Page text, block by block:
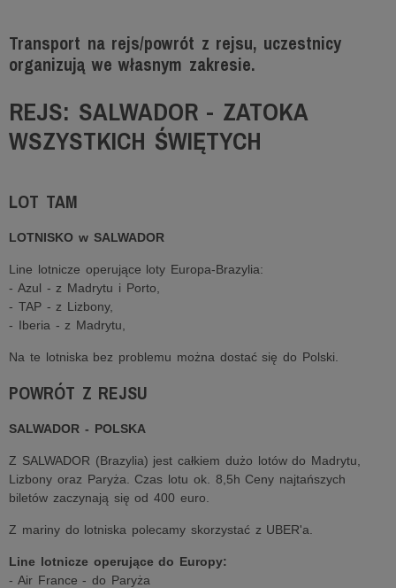
Transport na rejs/powrót z rejsu, uczestnicy
organizują we własnym zakresie.
REJS: SALWADOR - ZATOKA
WSZYSTKICH ŚWIĘTYCH
LOT TAM
LOTNISKO w SALWADOR
Line lotnicze operujące loty Europa-Brazylia:
- Azul - z Madrytu i Porto,
- TAP - z Lizbony,
- Iberia - z Madrytu,
Na te lotniska bez problemu można dostać się do Polski.
POWRÓT Z REJSU
SALWADOR - POLSKA
Z SALWADOR (Brazylia) jest całkiem dużo lotów do Madrytu,
Lizbony oraz Paryża. Czas lotu ok. 8,5h Ceny najtańszych
biletów zaczynają się od 400 euro.
Z mariny do lotniska polecamy skorzystać z UBER'a.
Line lotnicze operujące do Europy:
- Air France - do Paryża